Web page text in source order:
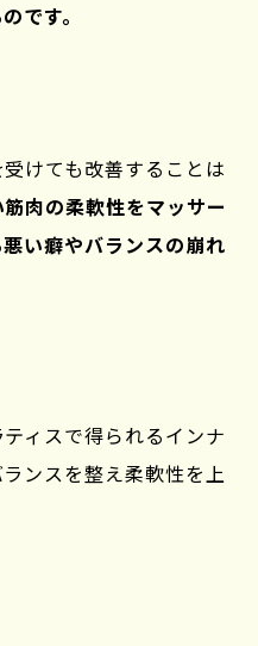
です。
けても改善することは
肉の柔軟性をマッサー
い癖やバランスの崩れ
ィスで得られるインナ
ンスを整え柔軟性を上